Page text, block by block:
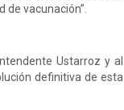
de vacunación”.
Ustarroz y al
definitiva de esta